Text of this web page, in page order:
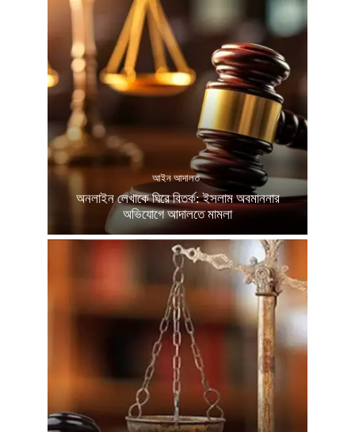
আইন আদালত
অনলাইন লেখাকে ঘিরে বিতর্ক: ইসলাম অবমাননার
অভিযোগে আদালতে মামলা